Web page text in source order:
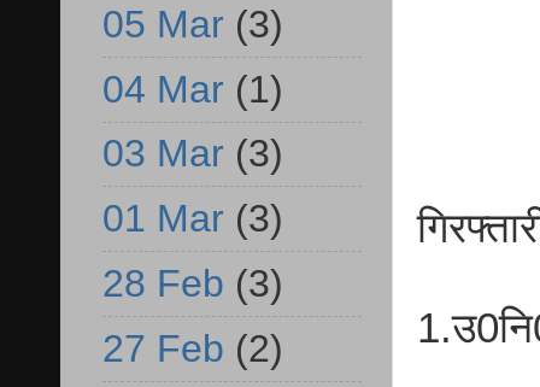
05 Mar (3)
04 Mar (1)
03 Mar (3)
01 Mar (3)
28 Feb (3)
27 Feb (2)